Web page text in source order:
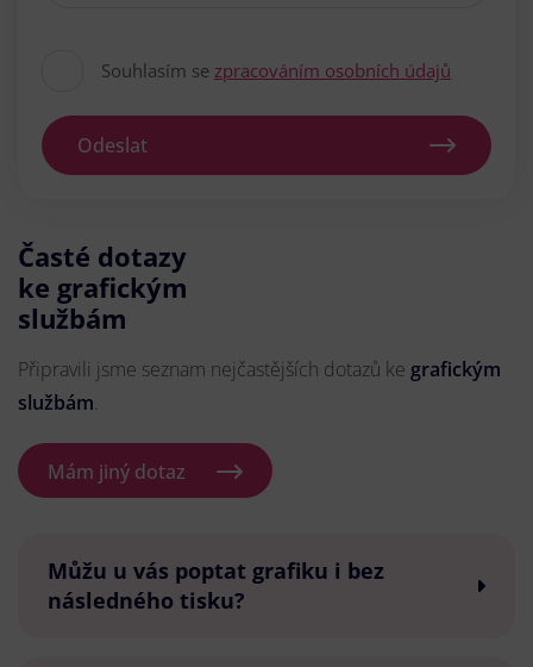
Souhlasím se zpracováním osobních údajů
Odeslat
Časté dotazy
ke grafickým
službám
Připravili jsme seznam nejčastějších dotazů ke grafickým
službám.
Mám jiný dotaz
Můžu u vás poptat grafiku i bez
následného tisku?